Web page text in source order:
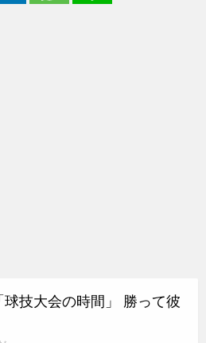
技大会の時間」 勝って彼